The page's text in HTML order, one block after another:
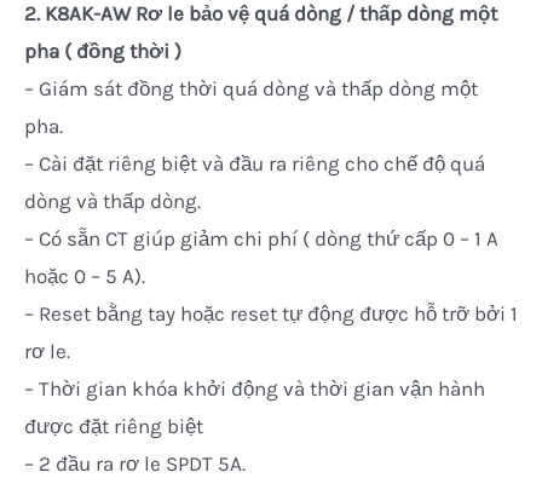
2. K8AK-AW Rơ le bảo vệ quá dòng / thấp dòng một
pha ( đồng thời )
– Giám sát đồng thời quá dòng và thấp dòng một
pha.
– Cài đặt riêng biệt và đầu ra riêng cho chế độ quá
dòng và thấp dòng.
– Có sẵn CT giúp giảm chi phí ( dòng thứ cấp 0 – 1 A
hoặc 0 – 5 A).
– Reset bằng tay hoặc reset tự động được hỗ trỡ bởi 1
rơ le.
– Thời gian khóa khởi động và thời gian vận hành
được đặt riêng biệt
– 2 đầu ra rơ le SPDT 5A.